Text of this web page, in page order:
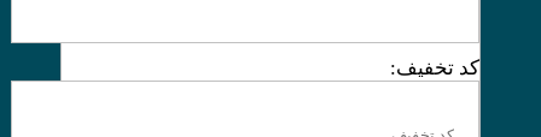
کد تخفیف: